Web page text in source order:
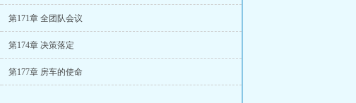
第171章 全团队会议
第174章 决策落定
第177章 房车的使命